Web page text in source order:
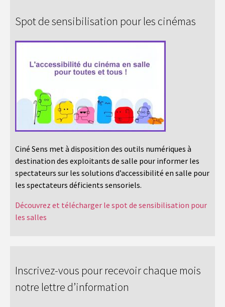
Spot de sensibilisation pour les cinémas
Ciné Sens met à disposition des outils numériques à
destination des exploitants de salle pour informer les
spectateurs sur les solutions d’accessibilité en salle pour
les spectateurs déficients sensoriels.
Découvrez et télécharger le spot de sensibilisation pour
les salles
Inscrivez-vous pour recevoir chaque mois
notre lettre d’information